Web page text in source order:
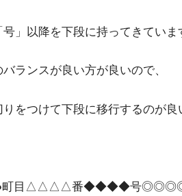
」以降を下段に持ってきていま
ランスが良い方が良いので、
をつけて下段に移行するのが良
●●町目△△△△番◆◆◆◆号